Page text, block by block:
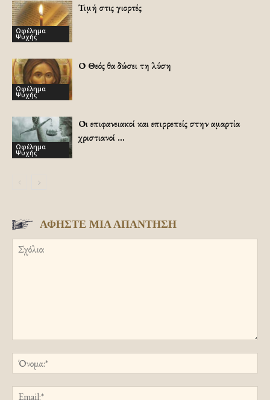
Ωφέλημα
Ψυχής
Τιμή στις γιορτές
Ωφέλημα
Ψυχής
Ο Θεός θα δώσει τη λύση
Ωφέλημα
Ψυχής
Οι επιφανειακοί και επιρρεπείς στην αμαρτία
χριστιανοί …
ΑΦΗΣΤΕ ΜΙΑ ΑΠΑΝΤΗΣΗ